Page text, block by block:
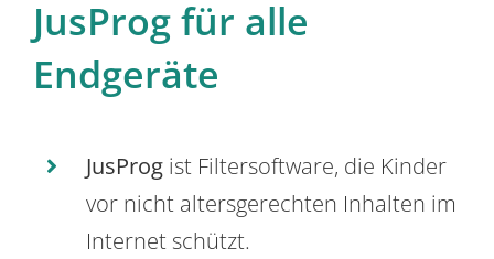
JusProg für alle
Endgeräte
JusProg ist Filtersoftware, die Kinder
vor nicht altersgerechten Inhalten im
Internet schützt.